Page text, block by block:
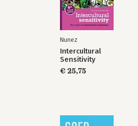
Nunez
Intercultural
Sensitivity
€ 25,75